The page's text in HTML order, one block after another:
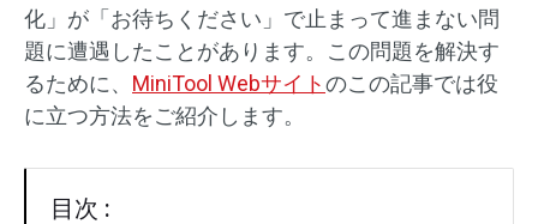
化」が「お待ちください」で止まって進まない問
題に遭遇したことがあります。この問題を解決す
るために、 MiniTool Webサイトのこの記事では役
に立つ方法をご紹介します。
目次 :